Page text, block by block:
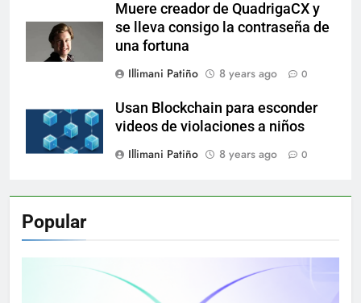
Muere creador de QuadrigaCX y
se lleva consigo la contraseña de
una fortuna
Illimani Patiño
8 years ago 0
Usan Blockchain para esconder
videos de violaciones a niños
Illimani Patiño
8 years ago 0
Popular